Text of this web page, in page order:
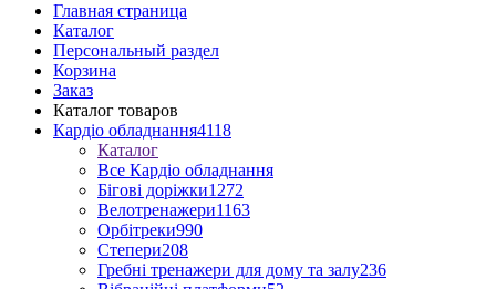
Главная страница
Каталог
Персональный раздел
Корзина
Заказ
Каталог товаров
Кардіо обладнання4118
Каталог
Все Кардіо обладнання
Бігові доріжки1272
Велотренажери1163
Орбітреки990
Степери208
Гребні тренажери для дому та залу236